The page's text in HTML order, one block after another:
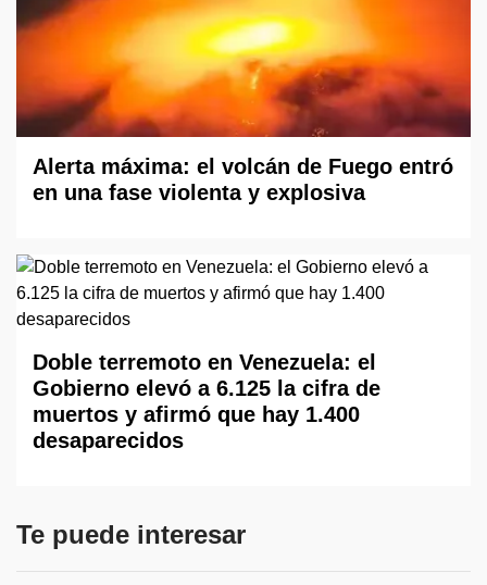
Alerta máxima: el volcán de Fuego entró
en una fase violenta y explosiva
Doble terremoto en Venezuela: el
Gobierno elevó a 6.125 la cifra de
muertos y afirmó que hay 1.400
desaparecidos
Te puede interesar